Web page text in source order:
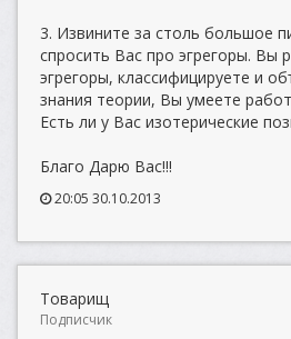
3. Извините за столь большое
спросить Вас про эгрегоры. Вы
эгрегоры, классифицируете и
знания теории, Вы умеете
Есть ли у Вас изотерические
Благо Дарю Вас!!!
20:05 30.10.2013
Товарищ
Подписчик